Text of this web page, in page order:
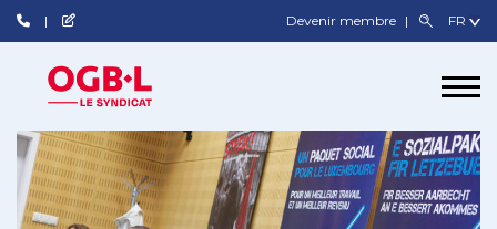
Devenir membre